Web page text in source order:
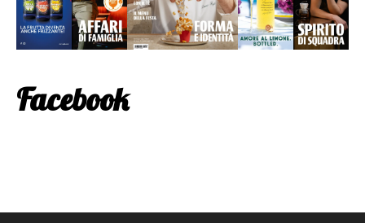
Facebook